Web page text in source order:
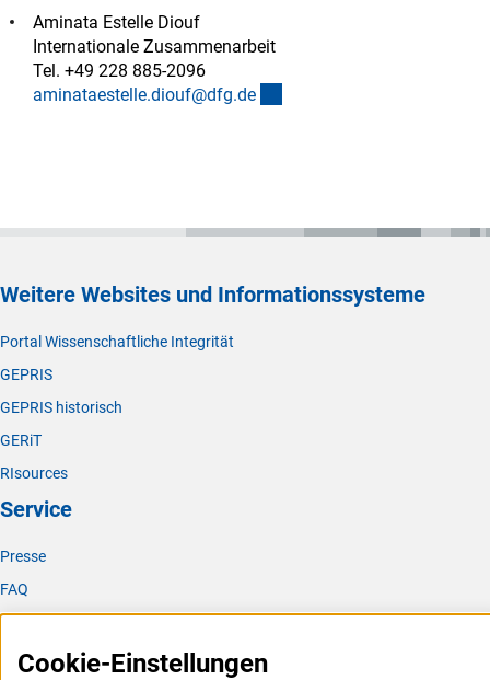
Aminata Estelle Diouf
Internationale Zusammenarbeit
Tel. +49 228 885-2096
aminataestelle.diouf@dfg.de
Weitere Websites und Informationssysteme
Portal Wissenschaftliche Integrität
GEPRIS
GEPRIS historisch
GERiT
RIsources
Service
Presse
FAQ
Karriere
Logo und Corporate Design
Cookie-Einstellungen